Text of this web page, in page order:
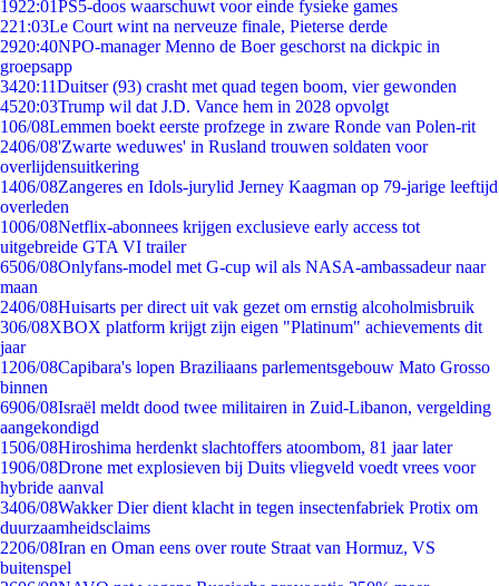
1922:01PS5-doos waarschuwt voor einde fysieke games
221:03Le Court wint na nerveuze finale, Pieterse derde
2920:40NPO-manager Menno de Boer geschorst na dickpic in
groepsapp
3420:11Duitser (93) crasht met quad tegen boom, vier gewonden
4520:03Trump wil dat J.D. Vance hem in 2028 opvolgt
106/08Lemmen boekt eerste profzege in zware Ronde van Polen-rit
2406/08'Zwarte weduwes' in Rusland trouwen soldaten voor
overlijdensuitkering
1406/08Zangeres en Idols-jurylid Jerney Kaagman op 79-jarige leeftijd
overleden
1006/08Netflix-abonnees krijgen exclusieve early access tot
uitgebreide GTA VI trailer
6506/08Onlyfans-model met G-cup wil als NASA-ambassadeur naar
maan
2406/08Huisarts per direct uit vak gezet om ernstig alcoholmisbruik
306/08XBOX platform krijgt zijn eigen "Platinum" achievements dit
jaar
1206/08Capibara's lopen Braziliaans parlementsgebouw Mato Grosso
binnen
6906/08Israël meldt dood twee militairen in Zuid-Libanon, vergelding
aangekondigd
1506/08Hiroshima herdenkt slachtoffers atoombom, 81 jaar later
1906/08Drone met explosieven bij Duits vliegveld voedt vrees voor
hybride aanval
3406/08Wakker Dier dient klacht in tegen insectenfabriek Protix om
duurzaamheidsclaims
2206/08Iran en Oman eens over route Straat van Hormuz, VS
buitenspel